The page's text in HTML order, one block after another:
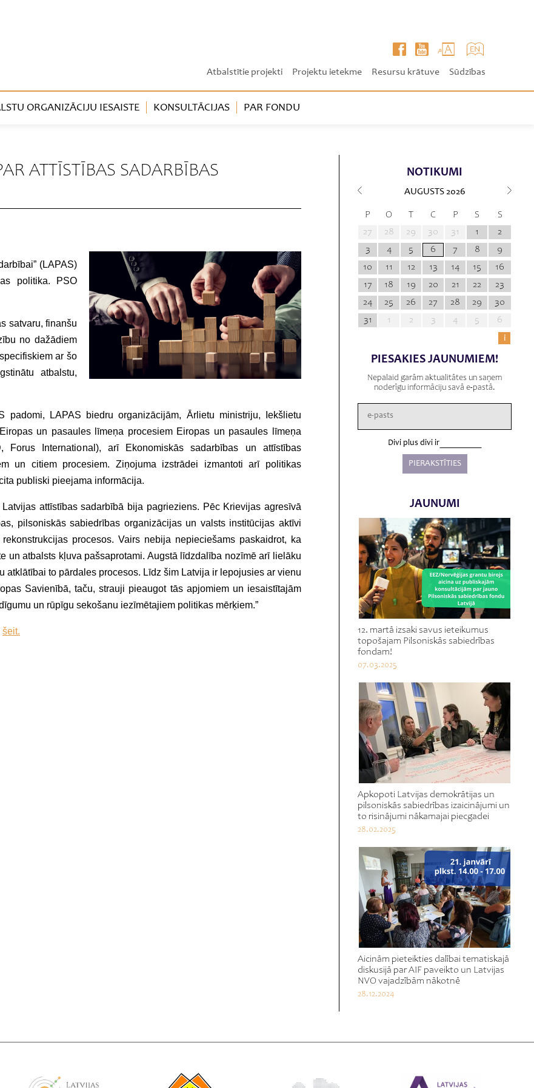
Atbalstītie projekti Projektu ietekme Resursu krātuve Sūdzības
ORGANIZĀCIJU IESAISTE KONSULTĀCIJAS PAR FONDU
ATTĪSTĪBAS SADARBĪBAS
(LAPAS)
politika. PSO
satvaru, finanšu
no dažādiem
ar šo
atbalstu,
padomi, LAPAS biedru organizācijām, Ārlietu ministriju, Iekšlietu
un pasaules līmeņa procesiem Eiropas un pasaules līmeņa
Forus International), arī Ekonomiskās sadarbības un attīstības
un citiem procesiem. Ziņojuma izstrādei izmantoti arī politikas
publiski pieejama informācija.
attīstības sadarbībā bija pagrieziens. Pēc Krievijas agresīvā
pilsoniskās sabiedrības organizācijas un valsts institūcijas aktīvi
procesos. Vairs nebija nepieciešams paskaidrot, ka
un atbalsts kļuva pašsaprotami. Augstā līdzdalība nozīmē arī lielāku
atklātībai to pārdales procesos. Līdz šim Latvija ir lepojusies ar vienu
Savienībā, taču, strauji pieaugot tās apjomiem un iesaistītajām
un rūpīgu sekošanu iezīmētajiem politikas mērķiem.”
šeit.
NOTIKUMI
AUGUSTS 2026
P O T C P S
S
27
28 29 30 31 1
2
3
4 5 6 7 8
9
10
11 12 13 14 15
16
17
18 19 20 21 22
23
24
25 26 27 28 29
30
31
1 2 3 4 5
6
i
PIESAKIES JAUNUMIEM!
Nepalaid garām aktualitātes un saņem
noderīgu informāciju savā e-pastā.
Divi plus divi ir
JAUNUMI
12. martā izsaki savus ieteikumus
topošajam Pilsoniskās sabiedrības
fondam!
07.03.2025
Apkopoti Latvijas demokrātijas un
pilsoniskās sabiedrības izaicinājumi un
to risinājumi nākamajai piecgadei
28.02.2025
Aicinām pieteikties dalībai tematiskajā
diskusijā par AIF paveikto un Latvijas
NVO vajadzībām nākotnē
28.12.2024